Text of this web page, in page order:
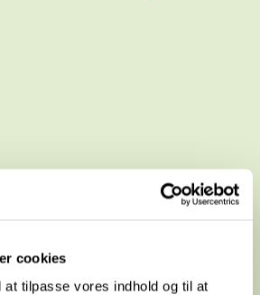
cookies
tilpasse vores indhold og til at